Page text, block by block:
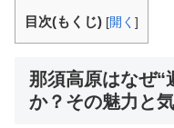
目次(もくじ) [開く ]
那須高原はなぜ“
か？その魅力と